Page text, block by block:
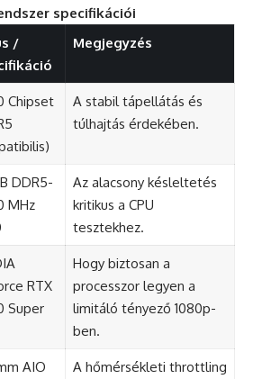
specifikációi
/
Megjegyzés
Chipset
A stabil tápellátás és
túlhajtás érdekében.
DDR5-
MHz
Az alacsony késleltetés
kritikus a CPU
tesztekhez.
RTX
Super
Hogy biztosan a
processzor legyen a
limitáló tényező 1080p-
ben.
AIO
A hőmérsékleti throttling